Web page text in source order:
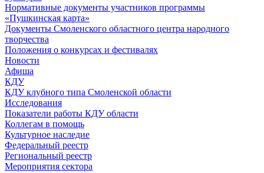
Нормативные документы участников программы
«Пушкинская карта»
Документы Смоленского областного центра народного
творчества
Положения о конкурсах и фестивалях
Новости
Афиша
КДУ
КДУ клубного типа Смоленской области
Исследования
Показатели работы КДУ области
Коллегам в помощь
Культурное наследие
Федеральный реестр
Региональный реестр
Мероприятия сектора